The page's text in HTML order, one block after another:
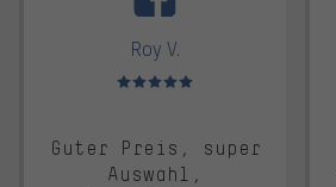
Roy V.
Bewertungen: 5 von 5
Guter Preis, super
Auswahl,